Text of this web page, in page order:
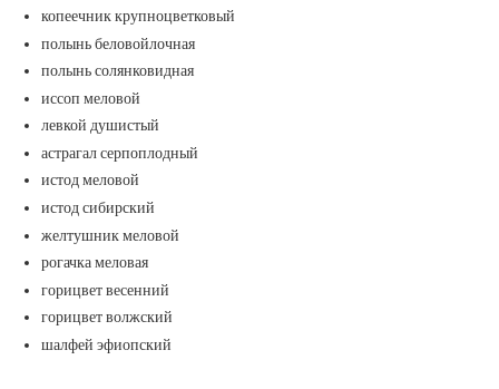
копеечник крупноцветковый
полынь беловойлочная
полынь солянковидная
иссоп меловой
левкой душистый
астрагал серпоплодный
истод меловой
истод сибирский
желтушник меловой
рогачка меловая
горицвет весенний
горицвет волжский
шалфей эфиопский